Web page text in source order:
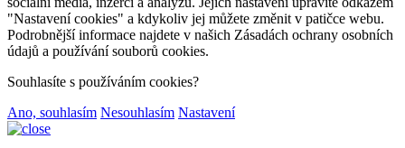
"Nastavení cookies" a kdykoliv jej můžete změnit v patičce webu.
Podrobnější informace najdete v našich Zásadách ochrany osobních
údajů a používání souborů cookies.
Souhlasíte s používáním cookies?
Ano, souhlasím Nesouhlasím Nastavení